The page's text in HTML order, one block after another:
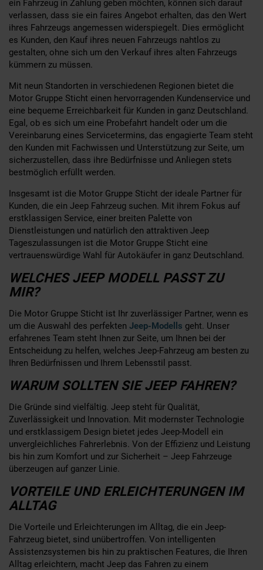
ein Fahrzeug in Zahlung geben möchten, können sich darauf
verlassen, dass sie ein faires Angebot erhalten, das den Wert
ihres Fahrzeugs angemessen widerspiegelt. Dies ermöglicht
es Kunden, den Kauf ihres neuen Fahrzeugs nahtlos zu
gestalten, ohne sich um den Verkauf ihres alten Fahrzeugs
kümmern zu müssen.
Mit neun Standorten in verschiedenen Regionen bietet die
Motor Gruppe Sticht einen hervorragenden Kundenservice und
eine bequeme Erreichbarkeit für Kunden in ganz Deutschland.
Egal, ob es sich um eine Probefahrt handelt oder um die
Vereinbarung eines Servicetermins, das engagierte Team steht
den Kunden mit Fachwissen und Unterstützung zur Seite, um
sicherzustellen, dass ihre Bedürfnisse und Anliegen stets
bestmöglich erfüllt werden.
Insgesamt ist die Motor Gruppe Sticht der ideale Partner für
Kunden, die ein Jeep Fahrzeug suchen. Mit ihrem Fokus auf
erstklassigen Service, einer breiten Palette von
Dienstleistungen und natürlich den attraktiven Jeep
Tageszulassungen ist die Motor Gruppe Sticht eine
vertrauenswürdige Wahl für Autokäufer in ganz Deutschland.
WELCHES JEEP MODELL PASST ZU
MIR?
Die Motor Gruppe Sticht ist Ihr zuverlässiger Partner, wenn es
um die Auswahl des perfekten Jeep-Modells geht. Unser
erfahrenes Team steht Ihnen zur Seite, um Ihnen bei der
Entscheidung zu helfen, welches Jeep-Fahrzeug am besten zu
Ihren Bedürfnissen und Ihrem Lebensstil passt.
WARUM SOLLTEN SIE JEEP FAHREN?
Die Gründe sind vielfältig. Jeep steht für Qualität,
Zuverlässigkeit und Innovation. Mit modernster Technologie
und erstklassigem Design bietet jedes Jeep-Modell ein
unvergleichliches Fahrerlebnis. Von der Effizienz und Leistung
bis hin zum Komfort und zur Sicherheit – Jeep Fahrzeuge
überzeugen auf ganzer Linie.
VORTEILE UND ERLEICHTERUNGEN IM
ALLTAG
Die Vorteile und Erleichterungen im Alltag, die ein Jeep-
Fahrzeug bietet, sind unübertroffen. Von intelligenten
Assistenzsystemen bis hin zu praktischen Features, die Ihren
Alltag erleichtern, macht Jeep das Fahren zu einem